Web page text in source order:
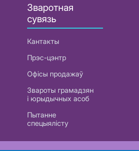
Зваротная
сувязь
Кантакты
Прэс-цэнтр
Офісы продажаў
Звароты грамадзян
і юрыдычных асоб
Пытанне
спецыялісту